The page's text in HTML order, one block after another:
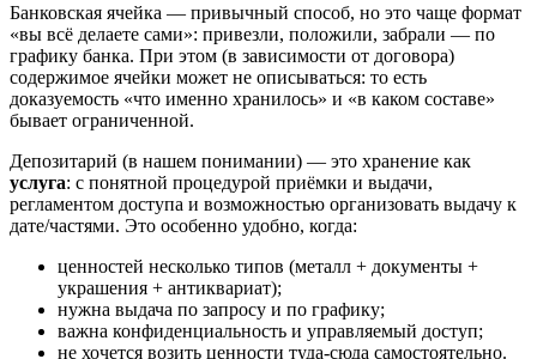
Банковская ячейка — привычный способ, но это чаще формат
«вы всё делаете сами»: привезли, положили, забрали — по
графику банка. При этом (в зависимости от договора)
содержимое ячейки может не описываться: то есть
доказуемость «что именно хранилось» и «в каком составе»
бывает ограниченной.
Депозитарий (в нашем понимании) — это хранение как
услуга: с понятной процедурой приёмки и выдачи,
регламентом доступа и возможностью организовать выдачу к
дате/частями. Это особенно удобно, когда:
ценностей несколько типов (металл + документы +
украшения + антиквариат);
нужна выдача по запросу и по графику;
важна конфиденциальность и управляемый доступ;
не хочется возить ценности туда-сюда самостоятельно.